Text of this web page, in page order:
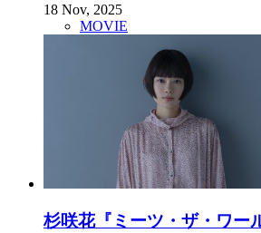
18 Nov, 2025
MOVIE
杉咲花『ミーツ・ザ・ワー